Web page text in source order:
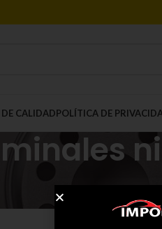
CALIDADPOLÍTICA DE